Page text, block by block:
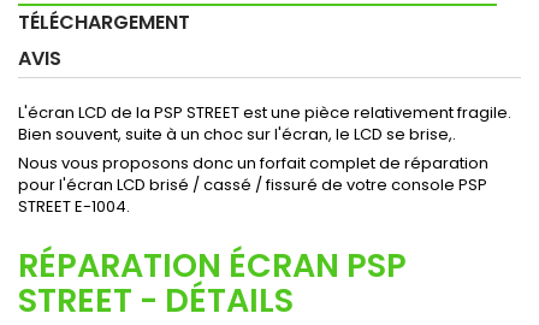
TÉLÉCHARGEMENT
AVIS
L'écran LCD de la PSP STREET est une pièce relativement fragile.
Bien souvent, suite à un choc sur l'écran, le LCD se brise,.
Nous vous proposons donc un forfait complet de réparation
pour l'écran LCD brisé / cassé / fissuré de votre console PSP
STREET E-1004.
RÉPARATION ÉCRAN PSP
STREET - DÉTAILS